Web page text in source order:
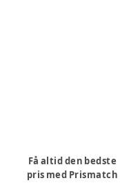
Få altid den bedste
pris med Prismatch